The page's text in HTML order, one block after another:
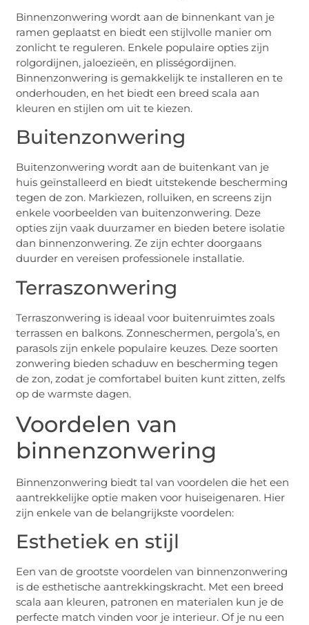
Binnenzonwering wordt aan de binnenkant van je
ramen geplaatst en biedt een stijlvolle manier om
zonlicht te reguleren. Enkele populaire opties zijn
rolgordijnen, jaloezieën, en plisségordijnen.
Binnenzonwering is gemakkelijk te installeren en te
onderhouden, en het biedt een breed scala aan
kleuren en stijlen om uit te kiezen.
Buitenzonwering
Buitenzonwering wordt aan de buitenkant van je
huis geïnstalleerd en biedt uitstekende bescherming
tegen de zon. Markiezen, rolluiken, en screens zijn
enkele voorbeelden van buitenzonwering. Deze
opties zijn vaak duurzamer en bieden betere isolatie
dan binnenzonwering. Ze zijn echter doorgaans
duurder en vereisen professionele installatie.
Terraszonwering
Terraszonwering is ideaal voor buitenruimtes zoals
terrassen en balkons. Zonneschermen, pergola’s, en
parasols zijn enkele populaire keuzes. Deze soorten
zonwering bieden schaduw en bescherming tegen
de zon, zodat je comfortabel buiten kunt zitten, zelfs
op de warmste dagen.
Voordelen van
binnenzonwering
Binnenzonwering biedt tal van voordelen die het een
aantrekkelijke optie maken voor huiseigenaren. Hier
zijn enkele van de belangrijkste voordelen:
Esthetiek en stijl
Een van de grootste voordelen van binnenzonwering
is de esthetische aantrekkingskracht. Met een breed
scala aan kleuren, patronen en materialen kun je de
perfecte match vinden voor je interieur. Of je nu een